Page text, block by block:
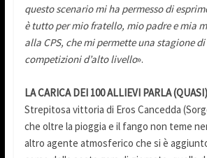
questo scenario mi ha permesso di
è tutto per mio fratello, mio padre e mia
alla CPS, che mi permette una stagione
competizioni d’alto livello».
LA CARICA DEI 100 ALLIEVI PARLA
Strepitosa vittoria di Eros Cancedda
che oltre la pioggia e il fango non teme
altro agente atmosferico che si è